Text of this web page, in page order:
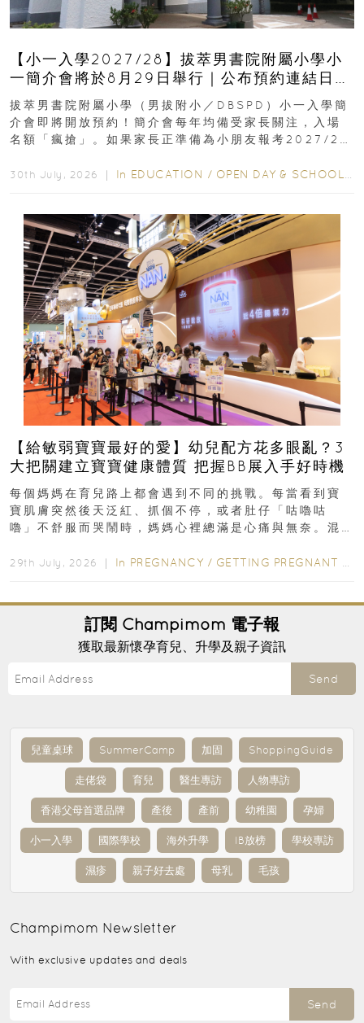
【小一入學2027/28】拔萃男書院附屬小學小
一簡介會將於8月29日舉行｜公布預約連結日期
｜更設有網上重溫
拔萃男書院附屬小學（男拔附小／DBSPD）小一入學簡
介會即將開放預約！簡介會每年均備受家長關注，入場
名額「瘋搶」。如果家長正準備為小朋友報考2027/28
30th July, 2026 ｜ In EDUCATION / OPEN DAY & SCHOOL EVENTS
【給敏弱寶寶最好的愛】幼兒配方花多眼亂？3
大把關建立寶寶健康體質 把握BB展入手好時機
每個媽媽在育兒路上都會遇到不同的挑戰。每當看到寶
寶肌膚突然後天泛紅、抓個不停，或者肚仔「咕嚕咕
嚕」不舒服而哭鬧時，媽媽心裡總滿是心痛與無奈。混
29th July, 2026 ｜ In PREGNANCY / GETTING PREGNANT
訂閱 Champimom 電子報
獲取最新懷孕育兒、升學及親子資訊
Send
兒童桌球 SummerCamp 加固 ShoppingGuide
走佬袋 育兒 醫生專訪 人物專訪
香港父母首選品牌 產後 產前 幼稚園 孕婦
小一入學 國際學校 海外升學 IB放榜 學校專訪
濕疹 親子好去處 母乳 毛孩
Champimom Newsletter
With exclusive updates and deals
Send